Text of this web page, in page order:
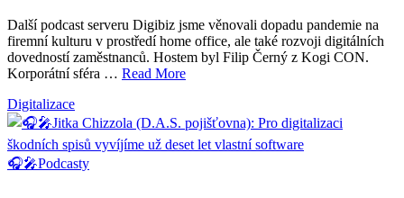
Další podcast serveru Digibiz jsme věnovali dopadu pandemie na
firemní kulturu v prostředí home office, ale také rozvoji digitálních
dovedností zaměstnanců. Hostem byl Filip Černý z Kogi CON.
Korporátní sféra … Read More
Digitalizace
🎧🎤Podcasty